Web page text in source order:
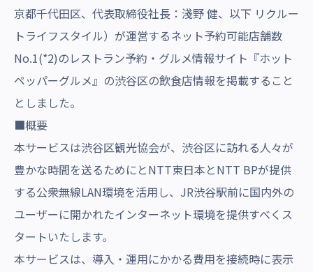
京都千代田区、代表取締役社長：淺野 健、以下 リクルー
トライフスタイル）が運営するネット予約可能店舗数
No.1(*2)のレストラン予約・グルメ情報サイト『ホット
ペッパーグルメ』の渋谷区の飲食店情報を掲載すること
としました。
■概要
本サービスは渋谷区観光協会が、渋谷区に訪れる人々が
豊かな時間を送るためにとNTT東日本とNTT BPが提供
する公衆無線LAN環境を活用し、JR渋谷駅前に国内外の
ユーザーに開かれたインターネット環境を提供すべくス
タートいたします。
本サービスは、導入・運用にかかる費用を接続時に表示